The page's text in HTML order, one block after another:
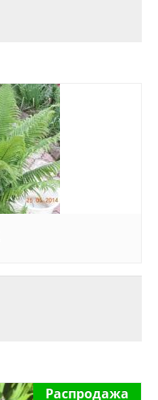
Распродажа